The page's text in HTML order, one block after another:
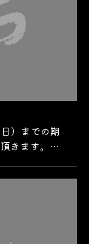
）までの期
きます。…